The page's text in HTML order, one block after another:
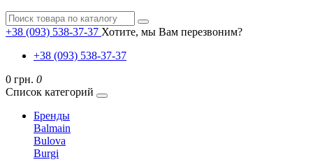
+38 (093) 538-37-37 Хотите, мы Вам перезвоним?
+38 (093) 538-37-37
0 грн. 0
Список категорий
Бренды
Balmain
Bulova
Burgi